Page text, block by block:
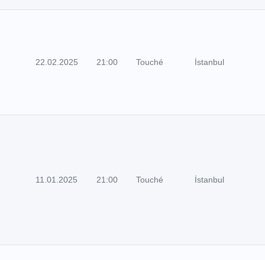
22.02.2025 21:00 Touché İstanbul
11.01.2025 21:00 Touché İstanbul